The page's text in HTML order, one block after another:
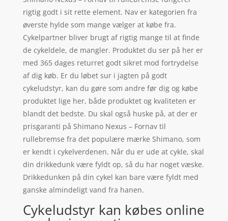
rigtig godt i sit rette element. Nav er kategorien fra
øverste hylde som mange vælger at købe fra.
Cykelpartner bliver brugt af rigtig mange til at finde
de cykeldele, de mangler. Produktet du ser på her er
med 365 dages returret godt sikret mod fortrydelse
af dig køb. Er du løbet sur i jagten på godt
cykeludstyr, kan du gøre som andre før dig og købe
produktet lige her, både produktet og kvaliteten er
blandt det bedste. Du skal også huske på, at der er
prisgaranti på Shimano Nexus – Fornav til
rullebremse fra det populære mærke Shimano, som
er kendt i cykelverdenen. Når du er ude at cykle, skal
din drikkedunk være fyldt op, så du har noget væske.
Drikkedunken på din cykel kan bare være fyldt med
ganske almindeligt vand fra hanen.
Cykeludstyr kan købes online